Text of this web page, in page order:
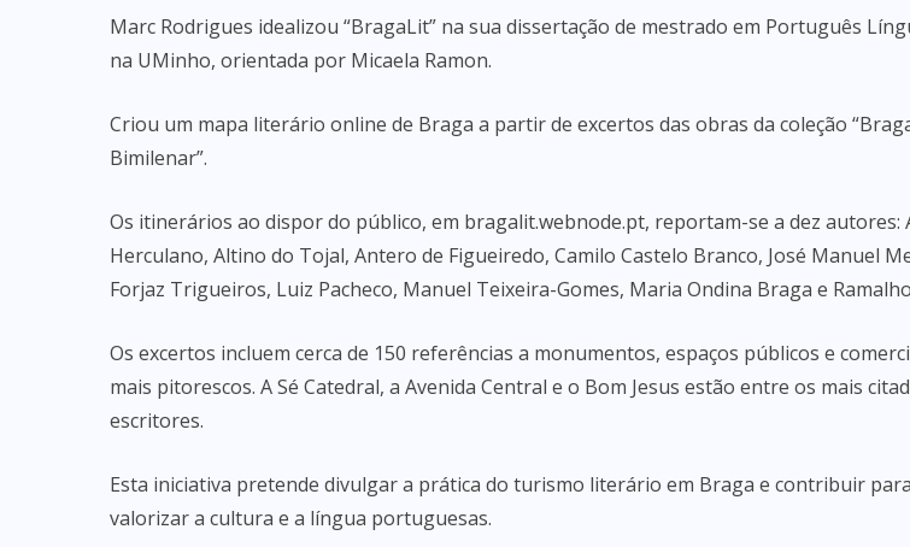
Marc Rodrigues idealizou “BragaLit” na sua dissertação de mestrado em Português
na UMinho, orientada por Micaela Ramon.
Criou um mapa literário online de Braga a partir de excertos das obras da coleção
Bimilenar”.
Os itinerários ao dispor do público, em bragalit.webnode.pt, reportam-se a dez autores:
Herculano, Altino do Tojal, Antero de Figueiredo, Camilo Castelo Branco, José Manuel
Forjaz Trigueiros, Luiz Pacheco, Manuel Teixeira-Gomes, Maria Ondina Braga e
Os excertos incluem cerca de 150 referências a monumentos, espaços públicos e
mais pitorescos. A Sé Catedral, a Avenida Central e o Bom Jesus estão entre os mais
escritores.
Esta iniciativa pretende divulgar a prática do turismo literário em Braga e contribuir
valorizar a cultura e a língua portuguesas.